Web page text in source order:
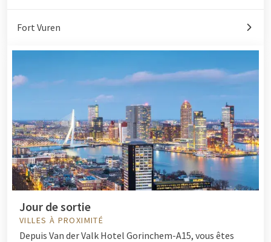
Fort Vuren
Jour de sortie
VILLES À PROXIMITÉ
Depuis Van der Valk Hotel Gorinchem-A15, vous êtes